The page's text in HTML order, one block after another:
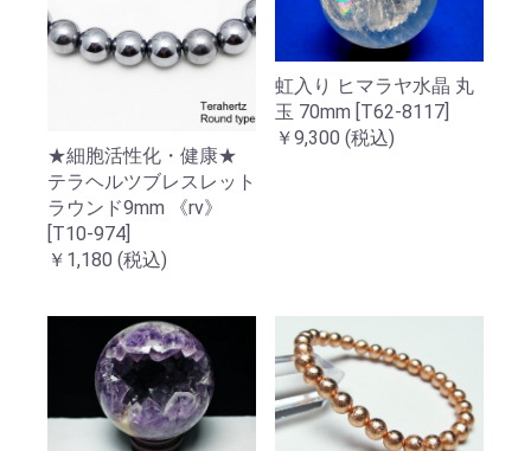
★細胞活性化・健康★
テラヘルツブレスレット
ラウンド9mm 《rv》
[T10-974]
￥1,180 (税込)
虹入り ヒマラヤ水晶 丸
玉 70mm [T62-8117]
￥9,300 (税込)